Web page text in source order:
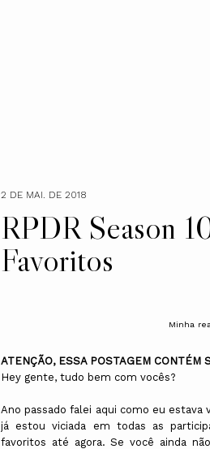
2 DE MAI. DE 2018
RPDR Season
Favoritos
Minha
ATENÇÃO, ESSA POSTAGEM CONTÉM
Hey gente, tudo bem com vocês?
Ano passado falei aqui como eu estava
já estou viciada em todas as
favoritos até agora. Se você ainda